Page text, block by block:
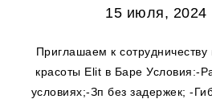
15 июля, 2024
Приглашаем к
красоты Elit в Баре Условия:-
условиях;-Зп без задержек; -